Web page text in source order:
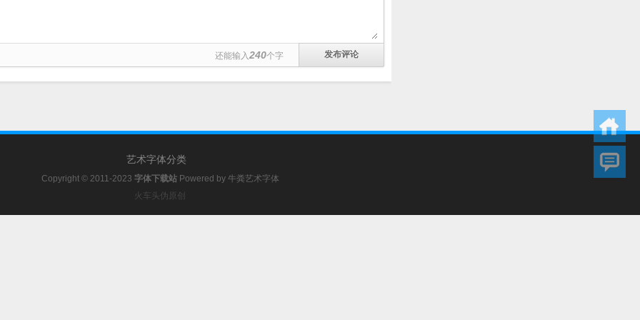
还能输入240个字
艺术字体分类
Copyright © 2011-2023 字体下载站 Powered by 牛粪艺术字体
火车头伪原创